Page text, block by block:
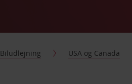
Biludlejning USA og Canada